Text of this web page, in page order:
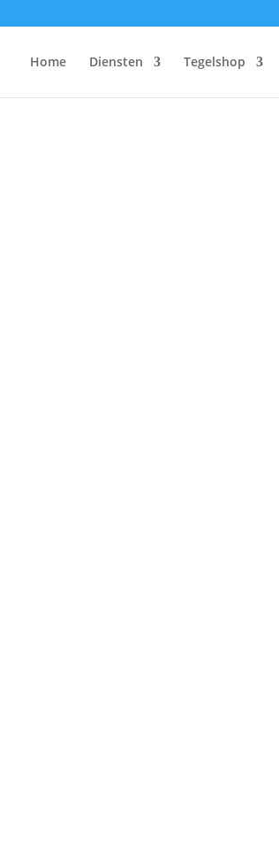
Home Diensten Tegelshop